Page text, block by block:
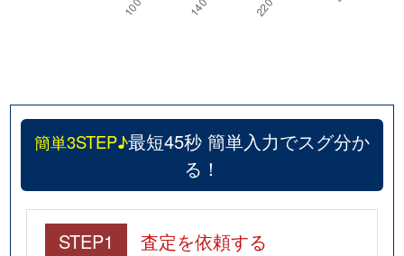
簡単3STEP♪最短45秒 簡単入力でスグ分か
る！
STEP1 査定を依頼する